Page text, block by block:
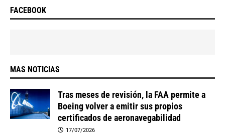
FACEBOOK
MAS NOTICIAS
Tras meses de revisión, la FAA permite a
Boeing volver a emitir sus propios
certificados de aeronavegabilidad
17/07/2026